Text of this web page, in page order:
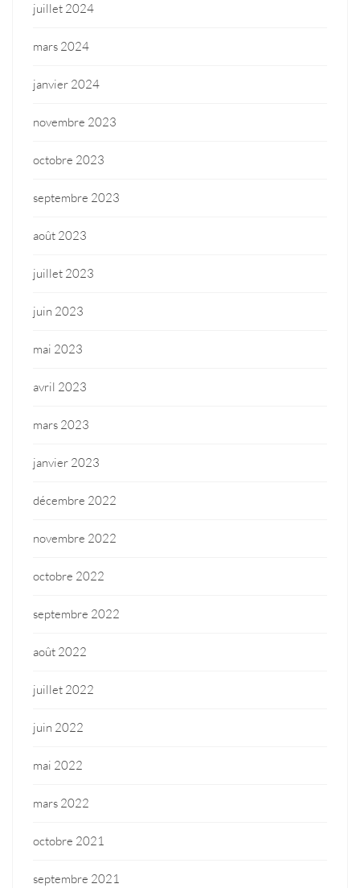
juillet 2024
mars 2024
janvier 2024
novembre 2023
octobre 2023
septembre 2023
août 2023
juillet 2023
juin 2023
mai 2023
avril 2023
mars 2023
janvier 2023
décembre 2022
novembre 2022
octobre 2022
septembre 2022
août 2022
juillet 2022
juin 2022
mai 2022
mars 2022
octobre 2021
septembre 2021